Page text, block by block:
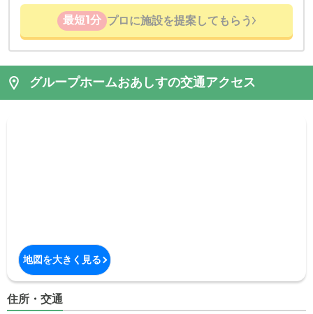
最短1分 プロに施設を提案してもらう
グループホームおあしすの交通アクセス
地図を大きく見る
住所・交通